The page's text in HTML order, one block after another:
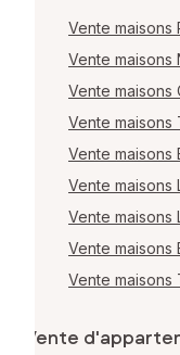
Vente maisons
Vente maisons
Vente maisons
Vente maisons
Vente maisons
Vente maisons
Vente maisons
Vente maisons
Vente maisons
Vente